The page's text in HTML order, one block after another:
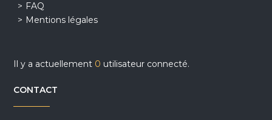
FAQ
Mentions légales
Il y a actuellement 0 utilisateur connecté.
CONTACT